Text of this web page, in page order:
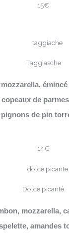
15€
Taggiasche
de
pignons de pin
14€
Dolce picanté
mozzarella,
amandes